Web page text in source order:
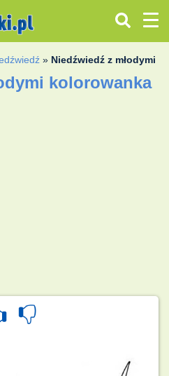
» Niedźwiedź z młodymi
kolorowanka